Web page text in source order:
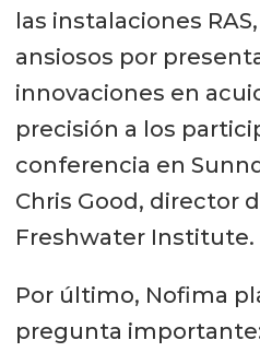
las instalaciones
ansiosos por
innovaciones en
precisión a los
conferencia en
Chris Good, director
Freshwater Institute.
Por último, Nofima
pregunta